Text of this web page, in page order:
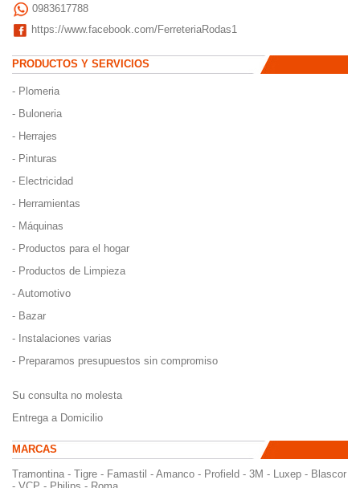
0983617788
https://www.facebook.com/FerreteriaRodas1
PRODUCTOS Y SERVICIOS
- Plomeria
- Buloneria
- Herrajes
- Pinturas
- Electricidad
- Herramientas
- Máquinas
- Productos para el hogar
- Productos de Limpieza
- Automotivo
- Bazar
- Instalaciones varias
- Preparamos presupuestos sin compromiso
Su consulta no molesta
Entrega a Domicilio
MARCAS
Tramontina - Tigre - Famastil - Amanco - Profield - 3M - Luxep - Blascor